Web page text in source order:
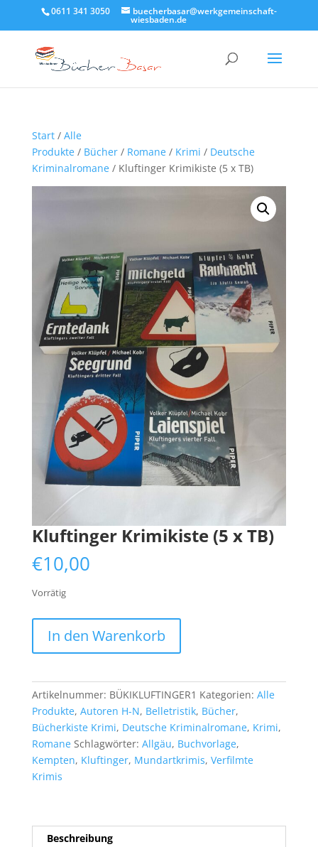
0611 341 3050 buecherbasar@werkgemeinschaft-
wiesbaden.de
Start/ Alle
Produkte/ Bücher/ Romane/ Krimi / Deutsche
Kriminalromane/ Kluftinger Krimikiste (5 x TB)
Kluftinger Krimikiste (5 x TB)
€10,00
Vorrätig
Krimikiste
(5
TB)
Menge
In den Warenkorb
Artikelnummer: BÜKIKLUFTINGER1 Kategorien: Alle
Produkte, Autoren H-N, Belletristik, Bücher,
Bücherkiste Krimi, Deutsche Kriminalromane, Krimi,
Romane Schlagwörter: Allgäu, Buchvorlage,
Kempten, Kluftinger, Mundartkrimis, Verfilmte
Krimis
Beschreibung